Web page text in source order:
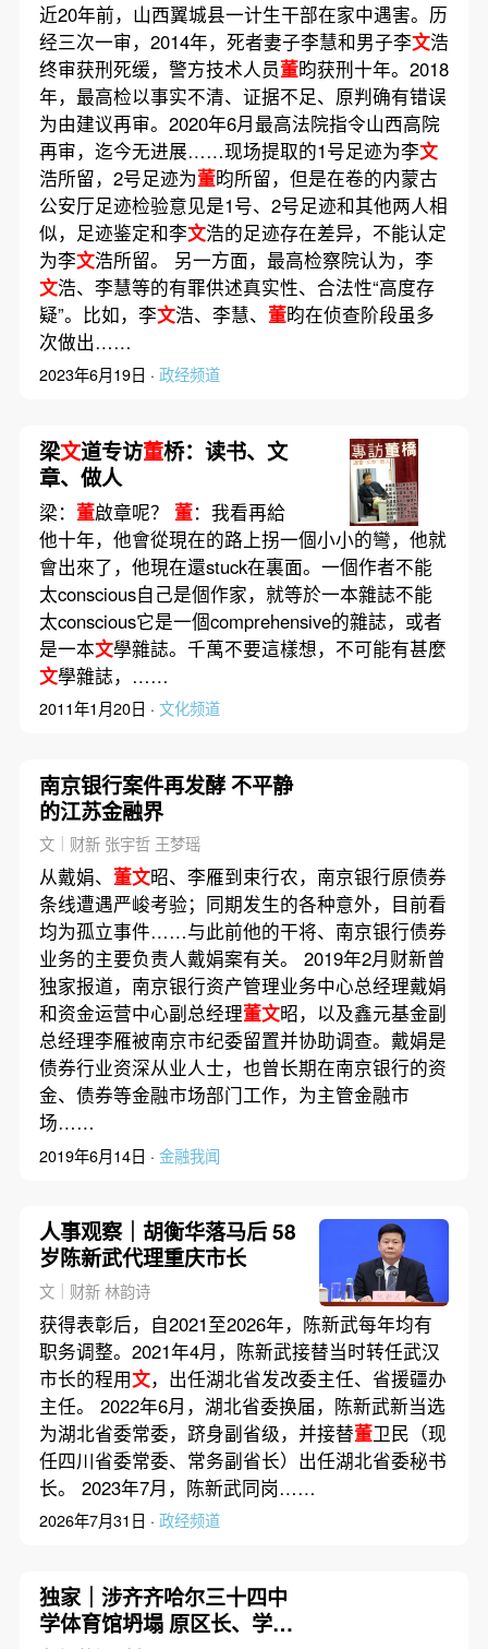
近20年前，山西翼城县一计生干部在家中遇害。历
经三次一审，2014年，死者妻子李慧和男子李文浩
终审获刑死缓，警方技术人员董昀获刑十年。2018
年，最高检以事实不清、证据不足、原判确有错误
为由建议再审。2020年6月最高法院指令山西高院
再审，迄今无进展……现场提取的1号足迹为李文
浩所留，2号足迹为董昀所留，但是在卷的内蒙古
公安厅足迹检验意见是1号、2号足迹和其他两人相
似，足迹鉴定和李文浩的足迹存在差异，不能认定
为李文浩所留。 另一方面，最高检察院认为，李
文浩、李慧等的有罪供述真实性、合法性“高度存
疑”。比如，李文浩、李慧、 董昀在侦查阶段虽多
次做出……
2023年6月19日 · 政经频道
梁文道专访董桥：读书、文
章、做人
梁： 董啟章呢？ 董：我看再給
他十年，他會從現在的路上拐一個小小的彎，他就
會出來了，他現在還stuck在裏面。一個作者不能
太conscious自己是個作家，就等於一本雜誌不能
太conscious它是一個comprehensive的雜誌，或者
是一本文學雜誌。千萬不要這樣想，不可能有甚麼
文學雜誌，……
2011年1月20日 · 文化频道
南京银行案件再发酵 不平静
的江苏金融界
文｜财新 张宇哲 王梦瑶
从戴娟、 董文昭、李雁到束行农，南京银行原债券
条线遭遇严峻考验；同期发生的各种意外，目前看
均为孤立事件……与此前他的干将、南京银行债券
业务的主要负责人戴娟案有关。 2019年2月财新曾
独家报道，南京银行资产管理业务中心总经理戴娟
和资金运营中心副总经理董文昭，以及鑫元基金副
总经理李雁被南京市纪委留置并协助调查。戴娟是
债券行业资深从业人士，也曾长期在南京银行的资
金、债券等金融市场部门工作，为主管金融市
场……
2019年6月14日 · 金融我闻
人事观察｜胡衡华落马后 58
岁陈新武代理重庆市长
文｜财新 林韵诗
获得表彰后，自2021至2026年，陈新武每年均有
职务调整。2021年4月，陈新武接替当时转任武汉
市长的程用文，出任湖北省发改委主任、省援疆办
主任。 2022年6月，湖北省委换届，陈新武新当选
为湖北省委常委，跻身副省级，并接替董卫民（现
任四川省委常委、常务副省长）出任湖北省委秘书
长。 2023年7月，陈新武同岗……
2026年7月31日 · 政经频道
独家｜涉齐齐哈尔三十四中
学体育馆坍塌 原区长、学校